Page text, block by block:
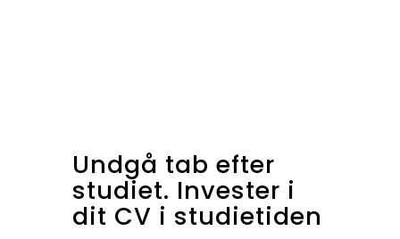
Undgå tab efter
studiet. Invester i
dit CV i studietiden